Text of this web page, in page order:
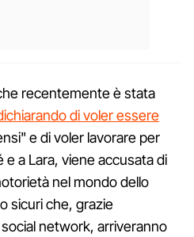
recentemente è stata
di voler essere
e di voler lavorare per
a Lara, viene accusata di
nel mondo dello
sicuri che, grazie
network, arriveranno